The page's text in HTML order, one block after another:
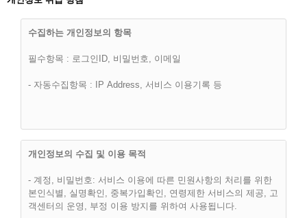
으로 규정함을 목적으로 합니다.
자의 권리 또는 의무 등 중요한 규정의 개정은 사전에 공지합니
다.
(2) “핫슈머(hotsumer.com)”은 합리적인 사유가 발생될 경우에
는 이 약관을 변경할 수 있으며, 약관을 변경할 경우에는 지체
없이 이를 사전에 공지합니다.
수집하는 개인정보의 항목
필수항목 : 로그인ID, 비밀번호, 이메일
- 자동수집항목 : IP Address, 서비스 이용기록 등
개인정보의 수집 및 이용 목적
- 계정, 비밀번호: 서비스 이용에 따른 민원사항의 처리를 위한
본인식별, 실명확인, 중복가입확인, 연령제한 서비스의 제공, 고
객센터의 운영, 부정 이용 방지를 위하여 사용됩니다.